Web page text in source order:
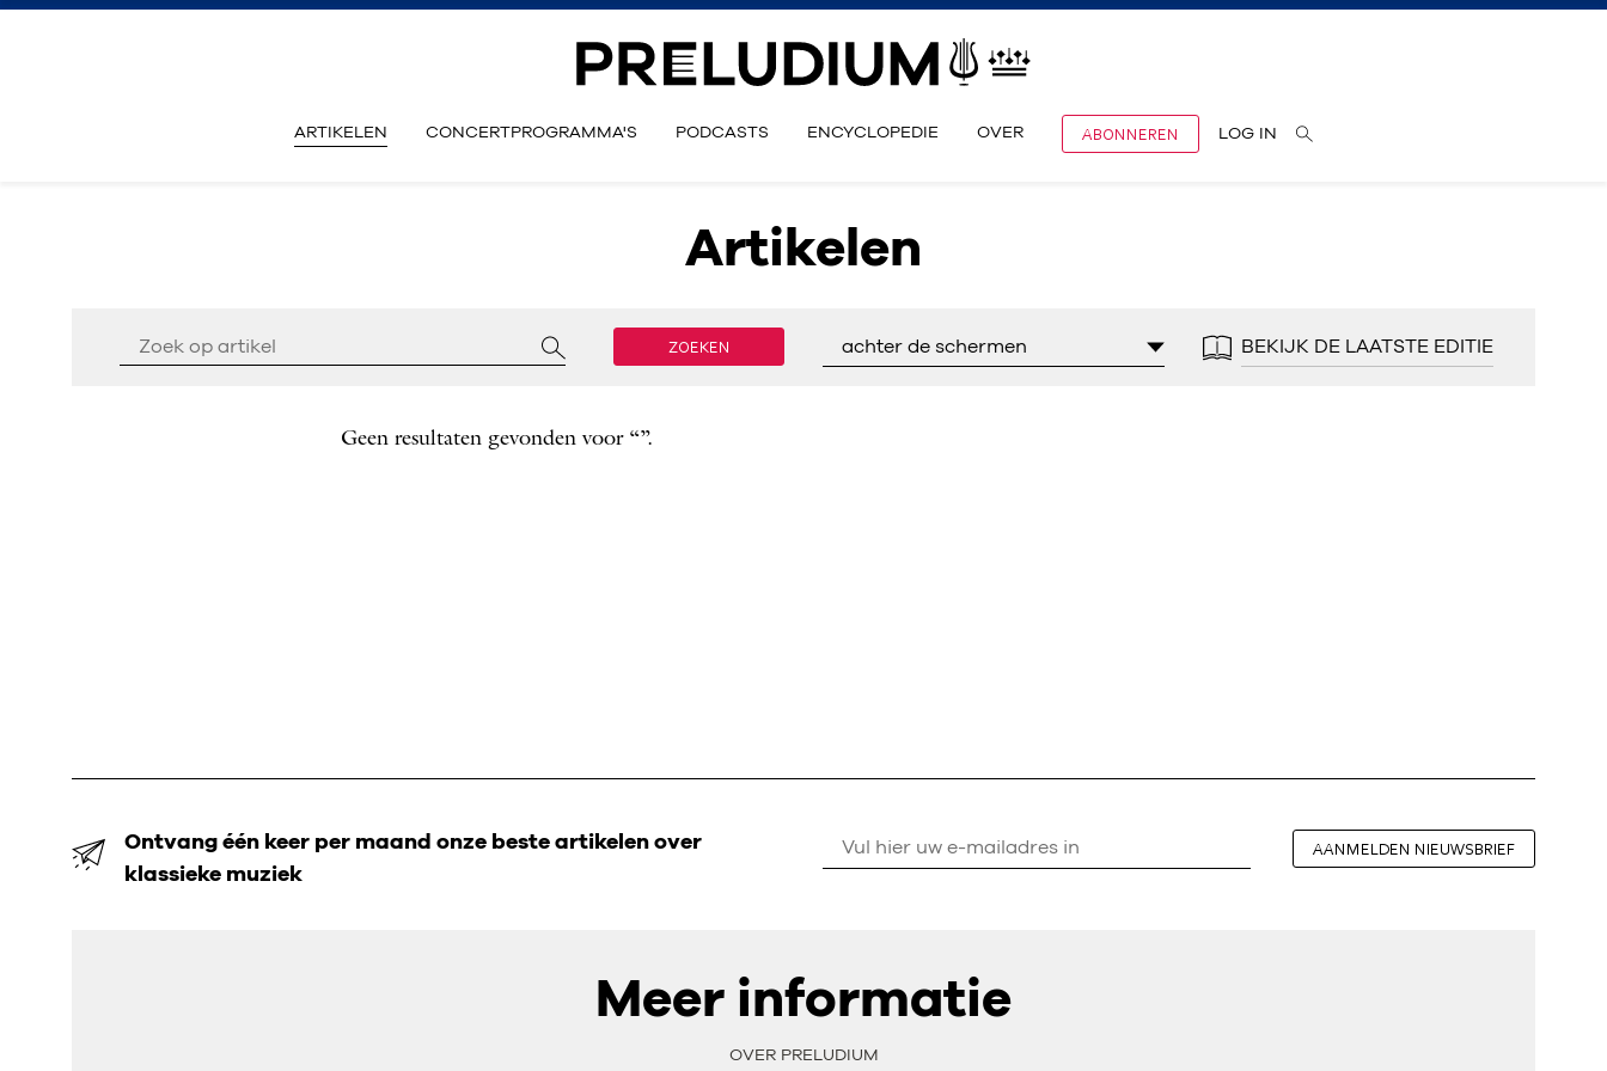
ARTIKELEN CONCERTPROGRAMMA'S PODCASTS ENCYCLOPEDIE OVER ABONNEREN LOG IN
Artikelen
ZOEKEN achter de schermen BEKIJK DE LAATSTE EDITIE
Geen resultaten gevonden voor “”.
Ontvang één keer per maand onze beste artikelen over
klassieke muziek
AANMELDEN NIEUWSBRIEF
Meer informatie
OVER PRELUDIUM